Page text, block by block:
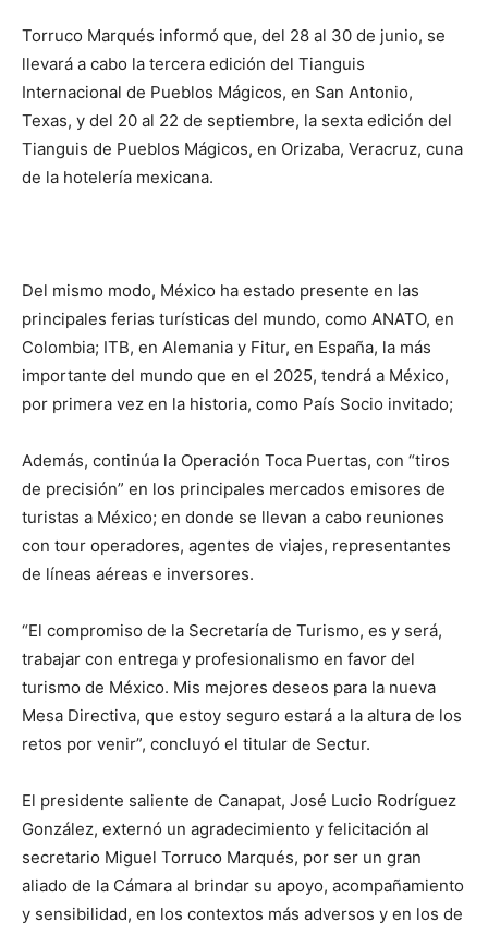
Torruco Marqués informó que, del 28 al 30 de junio, se
llevará a cabo la tercera edición del Tianguis
Internacional de Pueblos Mágicos, en San Antonio,
Texas, y del 20 al 22 de septiembre, la sexta edición del
Tianguis de Pueblos Mágicos, en Orizaba, Veracruz, cuna
de la hotelería mexicana.
Del mismo modo, México ha estado presente en las
principales ferias turísticas del mundo, como ANATO, en
Colombia; ITB, en Alemania y Fitur, en España, la más
importante del mundo que en el 2025, tendrá a México,
por primera vez en la historia, como País Socio invitado;
Además, continúa la Operación Toca Puertas, con “tiros
de precisión” en los principales mercados emisores de
turistas a México; en donde se llevan a cabo reuniones
con tour operadores, agentes de viajes, representantes
de líneas aéreas e inversores.
“El compromiso de la Secretaría de Turismo, es y será,
trabajar con entrega y profesionalismo en favor del
turismo de México. Mis mejores deseos para la nueva
Mesa Directiva, que estoy seguro estará a la altura de los
retos por venir”, concluyó el titular de Sectur.
El presidente saliente de Canapat, José Lucio Rodríguez
González, externó un agradecimiento y felicitación al
secretario Miguel Torruco Marqués, por ser un gran
aliado de la Cámara al brindar su apoyo, acompañamiento
y sensibilidad, en los contextos más adversos y en los de